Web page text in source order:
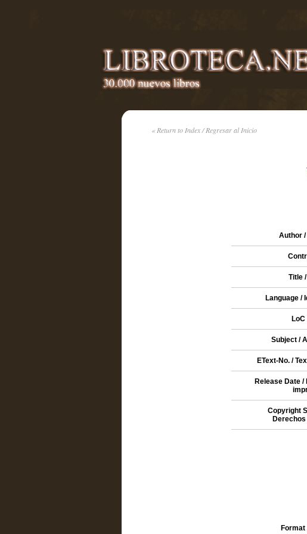
« Return to Index / Regresar al Inicio
Author
Title
Language /
Subject /
EText-No. /
Release Date /
Copyright